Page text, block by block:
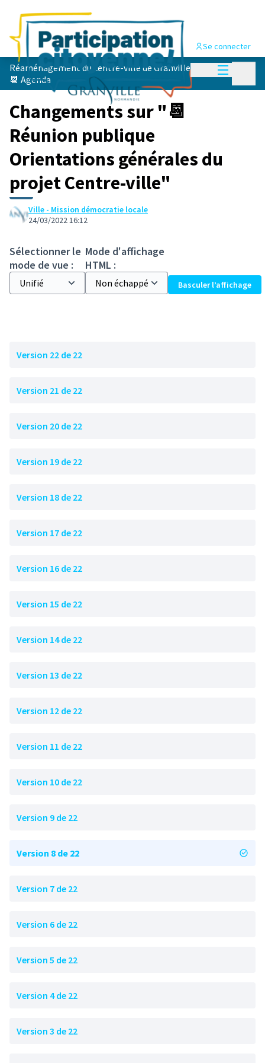
Menu
Se connecter
Réaménagement du centre-ville de Granville
📆 Agenda
Changements sur "📆
Réunion publique
Orientations générales du
projet Centre-ville"
Ville - Mission démocratie locale
24/03/2022 16:12
Sélectionner le
mode de vue :
Mode d'affichage
HTML :
Basculer l’affichage
Version 22 de 22
Version 21 de 22
Version 20 de 22
Version 19 de 22
Version 18 de 22
Version 17 de 22
Version 16 de 22
Version 15 de 22
Version 14 de 22
Version 13 de 22
Version 12 de 22
Version 11 de 22
Version 10 de 22
Version 9 de 22
Version 8 de 22
Version 7 de 22
Version 6 de 22
Version 5 de 22
Version 4 de 22
Version 3 de 22